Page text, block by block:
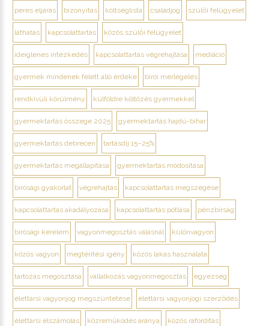
peres eljárás bizonyítás költséglista családjog szülői felügyelet
láthatás kapcsolattartás közös szülői felügyelet
ideiglenes intézkedés kapcsolattartás végrehajtása mediáció
gyermek mindenek felett álló érdeke bírói mérlegelés
rendkívüli körülmény külföldre költözés gyermekkel
gyermektartás összege 2025 gyermektartás hajdú-bihar
gyermektartás debrecen tartásdíj 15–25%
gyermektartás megállapítása gyermektartás módosítása
bírósági gyakorlat végrehajtás kapcsolattartás megszegése
kapcsolattartás akadályozása kapcsolattartás pótlása pénzbírság
bírósági kérelem vagyonmegosztás válásnál különvagyon
közös vagyon megtérítési igény közös lakás használata
tartozás megosztása vállalkozás vagyonmegosztás egyezség
élettársi vagyonjog megszüntetése élettársi vagyonjogi szerződés
élettársi elszámolás közreműködés aránya közös ráfordítás